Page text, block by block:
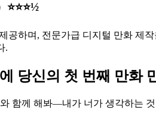
공하며, 전문가급 디지털 만화 제
.
당신의 첫 번째 만화
함께 해봐—내가 너가 생각하는